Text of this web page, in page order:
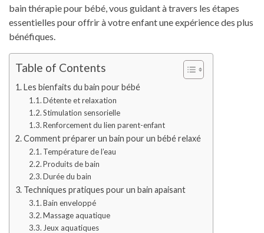
bain thérapie pour bébé, vous guidant à travers les étapes
essentielles pour offrir à votre enfant une expérience des plus
bénéfiques.
Table of Contents
Les bienfaits du bain pour bébé
Détente et relaxation
Stimulation sensorielle
Renforcement du lien parent-enfant
Comment préparer un bain pour un bébé relaxé
Température de l’eau
Produits de bain
Durée du bain
Techniques pratiques pour un bain apaisant
Bain enveloppé
Massage aquatique
Jeux aquatiques